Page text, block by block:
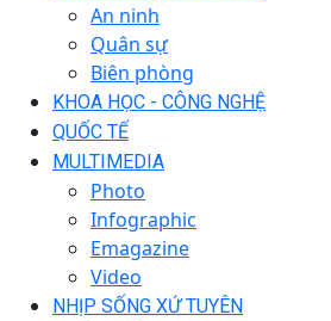
An ninh
Quân sự
Biên phòng
KHOA HỌC - CÔNG NGHỆ
QUỐC TẾ
MULTIMEDIA
Photo
Infographic
Emagazine
Video
NHỊP SỐNG XỨ TUYÊN